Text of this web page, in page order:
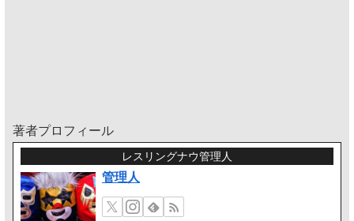
著者プロフィール
レスリングナウ管理人
管理人